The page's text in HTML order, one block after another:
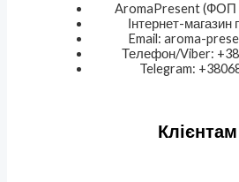
AromaPresent (ФОП
Інтернет-магазин
Email: aroma-
Телефон/Viber:
Telegram:
Клієнтам